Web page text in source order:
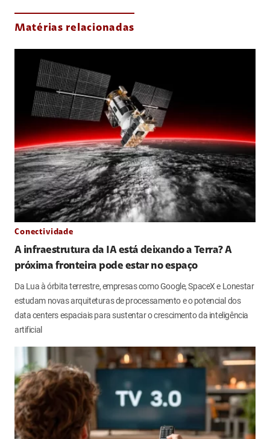
Matérias relacionadas
Conectividade
A infraestrutura da IA está deixando a Terra? A
próxima fronteira pode estar no espaço
Da Lua à órbita terrestre, empresas como Google, SpaceX e Lonestar
estudam novas arquiteturas de processamento e o potencial dos
data centers espaciais para sustentar o crescimento da inteligência
artificial